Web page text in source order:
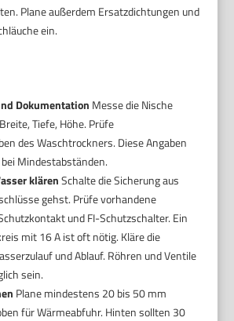
Plane außerdem Ersatzdichtungen und
ein.
Dokumentation Messe die Nische
Tiefe, Höhe. Prüfe
des Waschtrockners. Diese Angaben
Mindestabständen.
klärenSchalte die Sicherung aus
gehst. Prüfe vorhandene
und FI-Schutzschalter. Ein
mit 16 A ist oft nötig. Kläre die
und Ablauf. Röhren und Ventile
sein.
Plane mindestens 20 bis 50 mm
für Wärmeabfuhr. Hinten sollten 30